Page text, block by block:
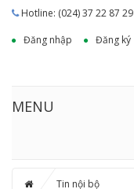
Hotline: (024) 37 22 87 29
Đăng nhập
Đăng ký
MENU
Tin nội bộ